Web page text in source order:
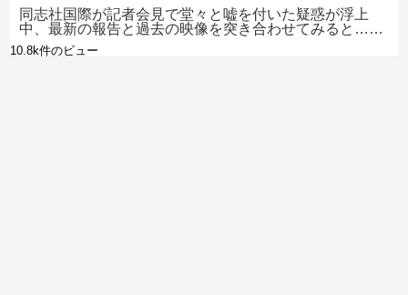
同志社国際が記者会見で堂々と嘘を付いた疑惑が浮上
中、最新の報告と過去の映像を突き合わせてみると……
10.8k件のビュー